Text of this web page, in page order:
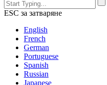
ESC за затваряне
English
French
German
Portuguese
Spanish
Russian
Japanese